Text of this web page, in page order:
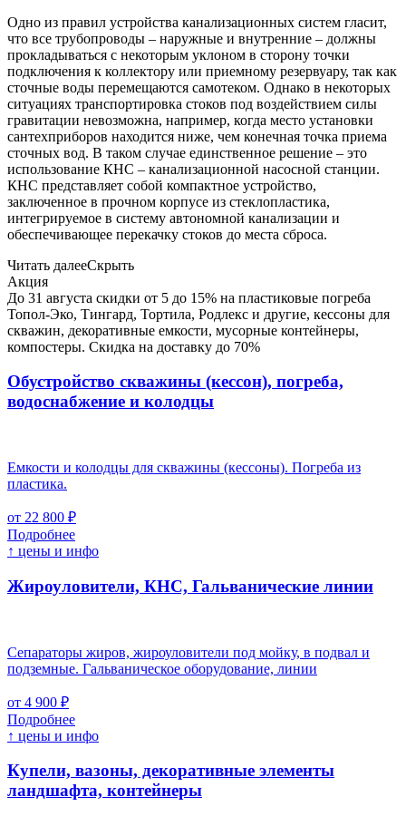
Одно из правил устройства канализационных систем гласит,
что все трубопроводы – наружные и внутренние – должны
прокладываться с некоторым уклоном в сторону точки
подключения к коллектору или приемному резервуару, так как
сточные воды перемещаются самотеком. Однако в некоторых
ситуациях транспортировка стоков под воздействием силы
гравитации невозможна, например, когда место установки
сантехприборов находится ниже, чем конечная точка приема
сточных вод. В таком случае единственное решение – это
использование КНС – канализационной насосной станции.
КНС представляет собой компактное устройство,
заключенное в прочном корпусе из стеклопластика,
интегрируемое в систему автономной канализации и
обеспечивающее перекачку стоков до места сброса.
Читать далееСкрыть
Акция
До 31 августа скидки от 5 до 15% на пластиковые погреба
Топол-Эко, Тингард, Тортила, Родлекс и другие, кессоны для
скважин, декоративные емкости, мусорные контейнеры,
компостеры. Скидка на доставку до 70%
Обустройство скважины (кессон), погреба,
водоснабжение и колодцы
Емкости и колодцы для скважины (кессоны). Погреба из
пластика.
от 22 800 ₽
Подробнее
↑ цены и инфо
Жироуловители, КНС, Гальванические линии
Сепараторы жиров, жироуловители под мойку, в подвал и
подземные. Гальваническое оборудование, линии
от 4 900 ₽
Подробнее
↑ цены и инфо
Купели, вазоны, декоративные элементы
ландшафта, контейнеры